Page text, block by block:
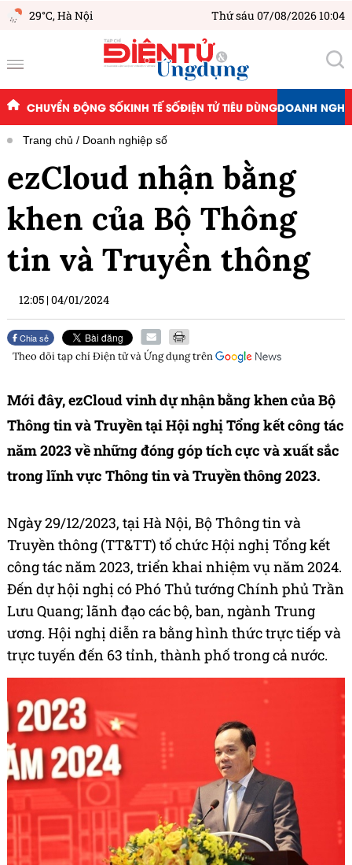
29°C,Hà Nội Thứ sáu 07/08/2026 10:04
CHUYỂN ĐỘNG SỐKINH TẾ SỐĐIỆN TỬ TIÊU DÙNGDOANH
Trang chủ Doanh nghiệp số
ezCloud nhận bằng
khen của Bộ Thông
tin và Truyền thông
12:05 |04/01/2024
Chia sẻ
Theo dõi tạp chíĐiện tử và Ứng dụngtrên
Mới đây, ezCloud vinh dự nhận bằng khen của Bộ
Thông tin và Truyền tại Hội nghị Tổng kết công tác
năm 2023 về những đóng góp tích cực và xuất sắc
trong lĩnh vực Thông tin và Truyền thông 2023.
Ngày 29/12/2023, tại Hà Nội, Bộ Thông tin và
Truyền thông (TT&TT) tổ chức Hội nghị Tổng kết
công tác năm 2023, triển khai nhiệm vụ năm 2024.
Đến dự hội nghị có Phó Thủ tướng Chính phủ Trần
Lưu Quang; lãnh đạo các bộ, ban, ngành Trung
ương. Hội nghị diễn ra bằng hình thức trực tiếp và
trực tuyến đến 63 tỉnh, thành phố trong cả nước.